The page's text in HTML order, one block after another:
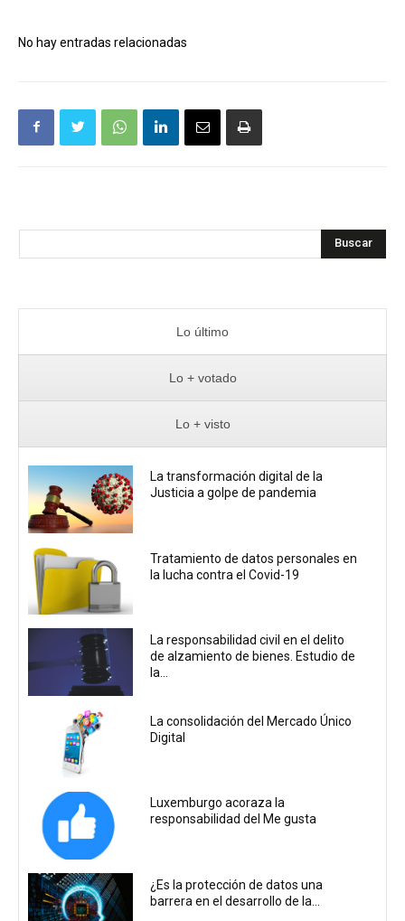
No hay entradas relacionadas
Buscar
Lo último
Lo + votado
Lo + visto
La transformación digital de la
Justicia a golpe de pandemia
Tratamiento de datos personales en
la lucha contra el Covid-19
La responsabilidad civil en el delito
de alzamiento de bienes. Estudio de
la...
La consolidación del Mercado Único
Digital
Luxemburgo acoraza la
responsabilidad del Me gusta
¿Es la protección de datos una
barrera en el desarrollo de la...